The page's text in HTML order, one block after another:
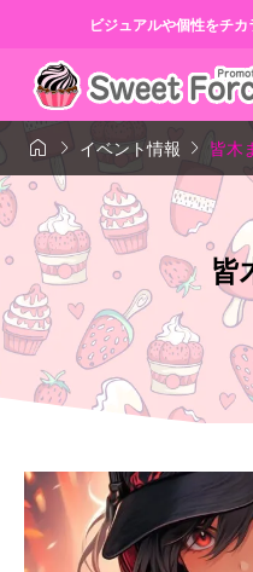
ビジュアルや個性をチ
  イベント情報  皆木
皆